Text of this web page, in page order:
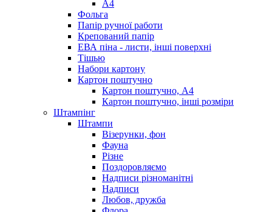
А4
Фольга
Папір ручної работи
Крепований папір
ЕВА піна - листи, інші поверхні
Тішью
Набори картону
Картон поштучно
Картон поштучно, А4
Картон поштучно, інші розміри
Штампінг
Штампи
Візерунки, фон
Фауна
Різне
Поздоровляємо
Надписи різноманітні
Надписи
Любов, дружба